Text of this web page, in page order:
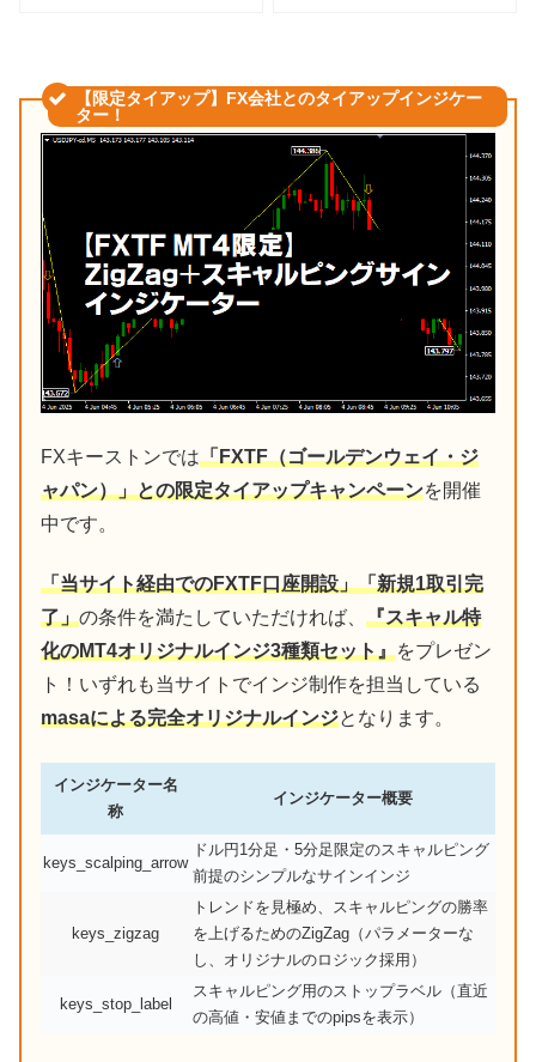
【限定タイアップ】FX会社とのタイアップインジケー
ター！
FXキーストンでは「FXTF（ゴールデンウェイ・ジ
ャパン）」との限定タイアップキャンペーンを開催
中です。
「当サイト経由でのFXTF口座開設」「新規1取引完
了」の条件を満たしていただければ、 『スキャル特
化のMT4オリジナルインジ3種類セット』をプレゼン
ト！いずれも当サイトでインジ制作を担当している
masaによる完全オリジナルインジとなります。
インジケーター名
称
インジケーター概要
keys_scalping_arrow
ドル円1分足・5分足限定のスキャルピング
前提のシンプルなサインインジ
keys_zigzag
トレンドを見極め、スキャルピングの勝率
を上げるためのZigZag（パラメーターな
し、オリジナルのロジック採用）
keys_stop_label
スキャルピング用のストップラベル（直近
の高値・安値までのpipsを表示）